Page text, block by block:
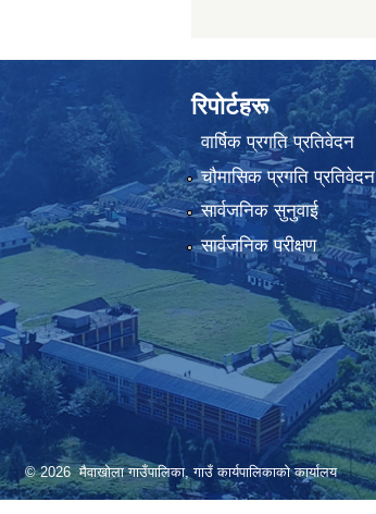
रिपोर्टहरू
वार्षिक प्रगति प्रतिवेदन
चौमासिक प्रगति प्रतिवेदन
सार्वजनिक सुनुवाई
सार्वजनिक परीक्षण
© 2026 मैवाखोला गाउँपालिका, गाउँ कार्यपालिकाको कार्यालय